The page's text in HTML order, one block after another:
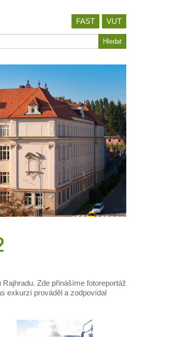
FAST
VUT
Hledat
Zde přinášíme fotoreportáž
exkurzí prováděl a zodpovídal